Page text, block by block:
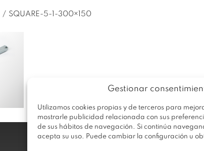
Gestionar
Utilizamos cookies propias y de terceros para
mostrarle publicidad relacionada con sus
de sus hábitos de navegación. Si continúa
acepta su uso. Puede cambiar la configuración u
/ SQUARE-5-1-300×150